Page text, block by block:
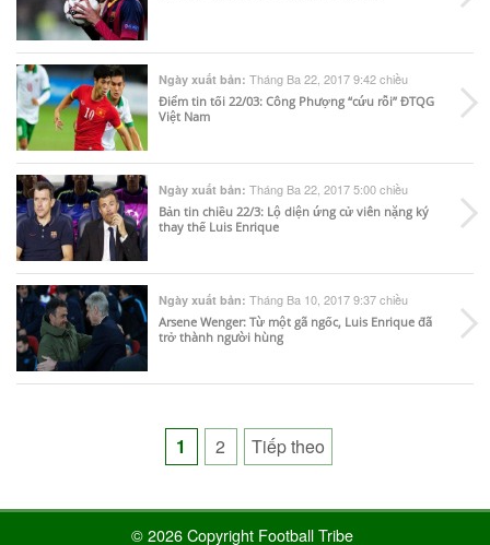
Ngày xuất bản: Tháng Ba 22, 2017 9:42 chiều
Điểm tin tối 22/03: Công Phượng “cứu rỗi” ĐTQG
Việt Nam
Ngày xuất bản: Tháng Ba 22, 2017 5:00 chiều
Bản tin chiều 22/3: Lộ diện ứng cử viên nặng ký
thay thế Luis Enrique
Ngày xuất bản: Tháng Ba 10, 2017 9:37 chiều
Arsene Wenger: Từ một gã ngốc, Luis Enrique đã
trở thành người hùng
Posts
pagination
1 2 Tiếp theo
© 2026 Copyright Football Tribe